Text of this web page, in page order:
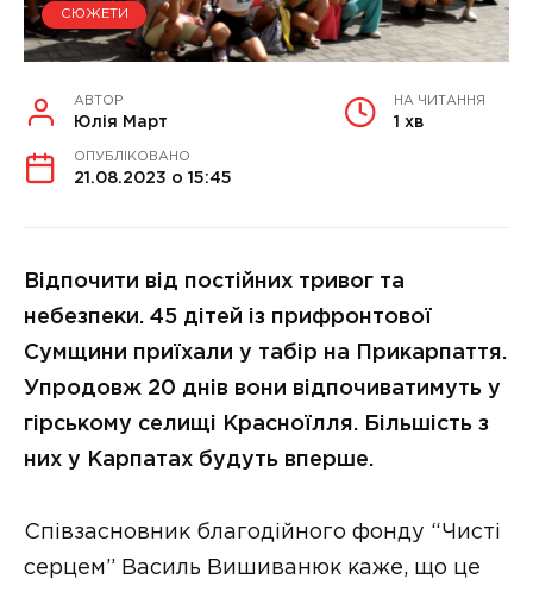
СЮЖЕТИ
АВТОР
Юлія Март
НА ЧИТАННЯ
1 хв
ОПУБЛІКОВАНО
21.08.2023 о 15:45
Відпочити від постійних тривог та
небезпеки. 45 дітей із прифронтової
Сумщини приїхали у табір на Прикарпаття.
Упродовж 20 днів вони відпочиватимуть у
гірському селищі Красноїлля. Більшість з
них у Карпатах будуть вперше.
Співзасновник благодійного фонду “Чисті
серцем” Василь Вишиванюк каже, що це